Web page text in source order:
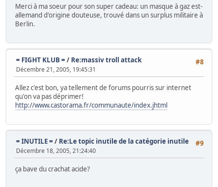
Merci à ma soeur pour son super cadeau: un masque à gaz est-
allemand d'origine douteuse, trouvé dans un surplus militaire à
Berlin.
#8
= FIGHT KLUB = / Re:massiv troll attack
Décembre 21, 2005, 19:45:31
Allez c'est bon, ya tellement de forums pourris sur internet
qu'on va pas déprimer!
http://www.castorama.fr/communaute/index.jhtml
#9
= INUTILE = / Re:Le topic inutile de la catégorie inutile
Décembre 18, 2005, 21:24:40
ça bave du crachat acide?